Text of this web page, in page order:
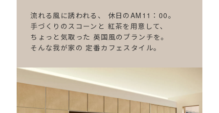
流れる風に誘われる、
休日のAM11：00。
手づくりのスコーンと 紅茶を用意して、
ちょっと気取った 英国風のブランチを。
そんな我が家の 定番カフェスタイル。